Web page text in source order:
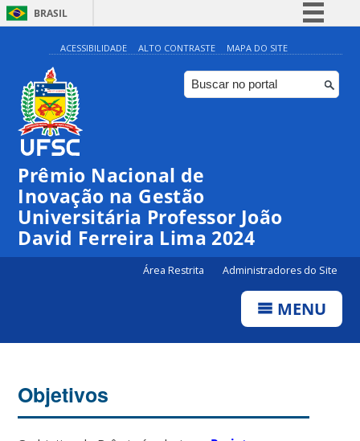
BRASIL
Simplifique!
Comunica BR
Participe
ACESSIBILIDADE ALTO CONTRASTE MAPA DO SITE
Prêmio Nacional de
Inovação na Gestão
Universitária Professor João
David Ferreira Lima 2024
Área Restrita Administradores do Site
MENU
Objetivos